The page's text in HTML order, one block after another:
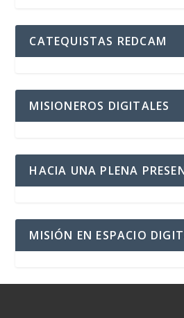
CATEQUISTAS REDCAM
MISIONEROS DIGITALES
HACIA UNA PLENA
MISIÓN EN ESPACIO